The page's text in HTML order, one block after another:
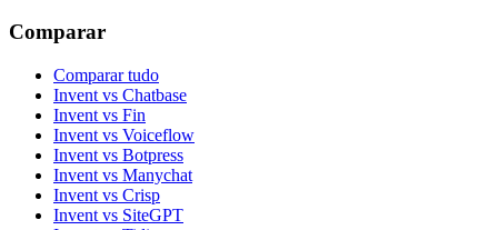
Comparar
Comparar tudo
Invent vs Chatbase
Invent vs Fin
Invent vs Voiceflow
Invent vs Botpress
Invent vs Manychat
Invent vs Crisp
Invent vs SiteGPT